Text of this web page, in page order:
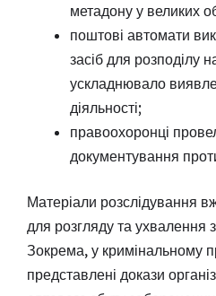
метадону у великих
поштові автомати
засіб для розподілу
ускладнювало
діяльності;
правоохоронці
документування
Матеріали розслідування
для розгляду та ухвалення
Зокрема, у кримінальному
представлені докази